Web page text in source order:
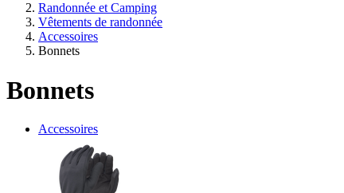
Randonnée et Camping
Vêtements de randonnée
Accessoires
Bonnets
Bonnets
Accessoires